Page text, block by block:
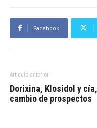
Facebook
Artículo anterior
Dorixina, Klosidol y cía,
cambio de prospectos